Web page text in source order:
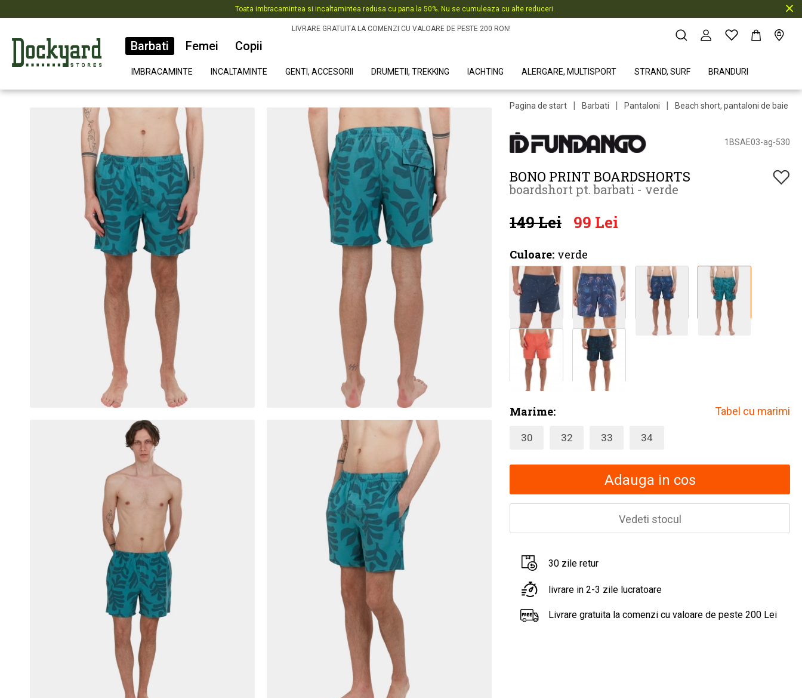
Toata imbracamintea si incaltamintea redusa cu pana la 50%. Nu se cumuleaza cu alte reduceri.
LIVRARE GRATUITA LA COMENZI CU VALOARE DE PESTE 200 RON!
Barbati Femei Copii
IMBRACAMINTE INCALTAMINTE GENTI, ACCESORII DRUMETII, TREKKING IACHTING ALERGARE, MULTISPORT STRAND, SURF BRANDURI
Pagina de start | Barbati | Pantaloni | Beach short, pantaloni de baie
1BSAE03-ag-530
BONO PRINT BOARDSHORTS
boardshort pt. barbati - verde
149 Lei 99 Lei
Culoare: verde
Marime: Tabel cu marimi
30 32 33 34
Adauga in cos
Vedeti stocul
30 zile retur
livrare in 2-3 zile lucratoare
Livrare gratuita la comenzi cu valoare de peste 200 Lei